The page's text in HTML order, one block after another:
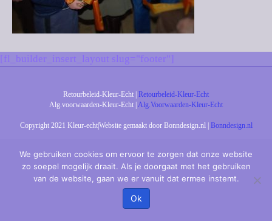
[fl_builder_insert_layout slug="footer"]
Retourbeleid-Kleur-Echt | Retourbeleid-Kleur-Echt
Alg.voorwaarden-Kleur-Echt | Alg.Voorwaarden-Kleur-Echt
Copyright 2021 Kleur-echt|Website gemaakt door Bonndesign.nl | Bonndesign.nl
We gebruiken cookies om ervoor te zorgen dat onze website
zo soepel mogelijk draait. Als je doorgaat met het gebruiken
van de website, gaan we er vanuit dat ermee instemt.
Ok